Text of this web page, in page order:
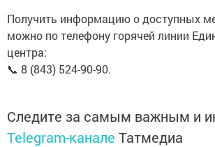
Получить информацию о доступных
можно по телефону горячей линии
центра:
📞 8 (843) 524-90-90.
Следите за самым важным и
Telegram-канале Татмедиа